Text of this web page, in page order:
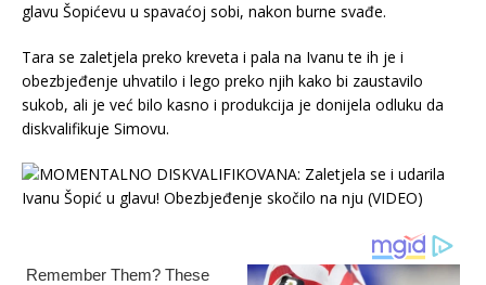
glavu Šopićevu u spavaćoj sobi, nakon burne svađe.
Tara se zaletjela preko kreveta i pala na Ivanu te ih je i
obezbjeđenje uhvatilo i lego preko njih kako bi zaustavilo
sukob, ali je već bilo kasno i produkcija je donijela odluku da
diskvalifikuje Simovu.